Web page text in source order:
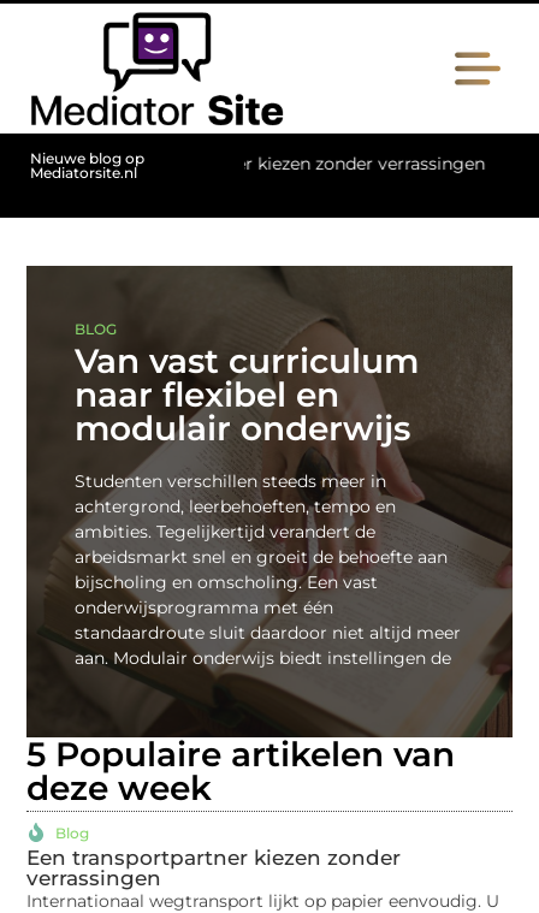
Nieuwe blog op
Mediatorsite.nl
kiezen zonder verrassingen Grote partytent huren
BLOG
Van vast curriculum
naar flexibel en
modulair onderwijs
Studenten verschillen steeds meer in
achtergrond, leerbehoeften, tempo en
ambities. Tegelijkertijd verandert de
arbeidsmarkt snel en groeit de behoefte aan
bijscholing en omscholing. Een vast
onderwijsprogramma met één
standaardroute sluit daardoor niet altijd meer
aan. Modulair onderwijs biedt instellingen de
5 Populaire artikelen van
deze week
Blog
Een transportpartner kiezen zonder
verrassingen
Internationaal wegtransport lijkt op papier eenvoudig. U